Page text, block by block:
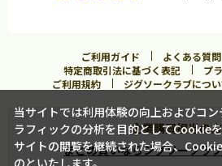
ご利用ガイド よくある質問
特定商取引法に基づく表記
プ
ご利用規約
ジグソークラブにつ
企業購買担当の
まとめ買いならジグソークラ
当サイトでは利用体験の向上およびコ
ラフィックの分析を目的としてCookieを
サイトの閲覧を継続された場合、